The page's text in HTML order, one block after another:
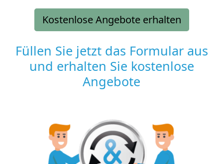
Kostenlose Angebote erhalten
Füllen Sie jetzt das Formular aus
und erhalten Sie kostenlose
Angebote